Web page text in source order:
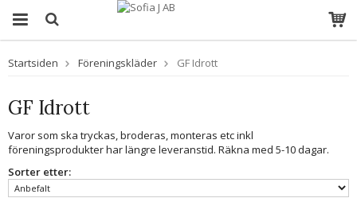
Startsiden Föreningskläder GF Idrott
GF Idrott
Varor som ska tryckas, broderas, monteras etc inkl
föreningsprodukter har längre leveranstid. Räkna med 5-10 dagar.
Sorter etter: